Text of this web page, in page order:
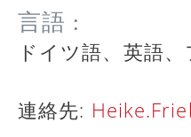
言語 :
ドイツ語、英語
連絡先: